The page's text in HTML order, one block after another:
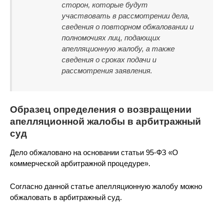
сторон, которые будут
участвовать в рассмотрении дела,
сведения о повторном обжаловании и
полномочиях лиц, подающих
апелляционную жалобу, а также
сведения о сроках подачи и
рассмотрения заявления.
Образец определения о возвращении
апелляционной жалобы в арбитражный
суд
Дело обжаловано на основании статьи 95-ФЗ «О
коммерческой арбитражной процедуре».
Согласно данной статье апелляционную жалобу можно
обжаловать в арбитражный суд.